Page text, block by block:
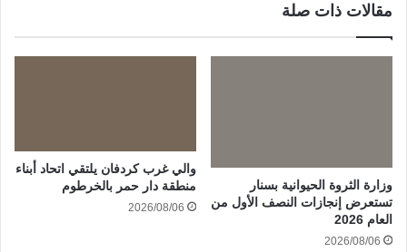
مقالات ذات صلة
وزارة الثروة الحيوانية بسنار
تستعرض إنجازات النصف الأول من
العام 2026
2026/08/06
والي غرب كردفان يلتقي اتحاد أبناء
منطقة دار حمر بالخرطوم
2026/08/06